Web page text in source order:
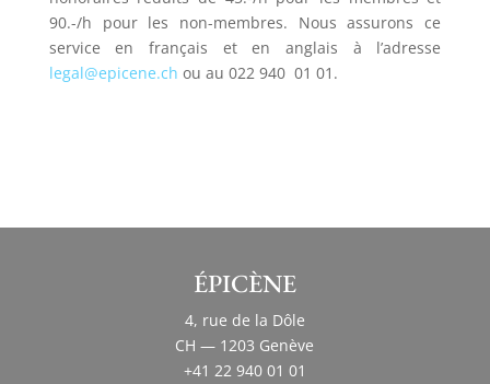
90.-/h pour les non-membres. Nous assurons ce
service en français et en anglais à l’adresse
legal@epicene.ch ou au 022 940 01 01.
ÉPICÈNE
4, rue de la Dôle
CH — 1203 Genève
+41 22 940 01 01